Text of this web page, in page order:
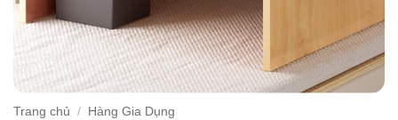
Trang chủ / Hàng Gia Dụng